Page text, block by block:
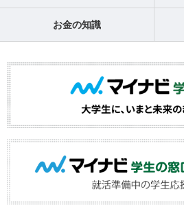
お金の知識